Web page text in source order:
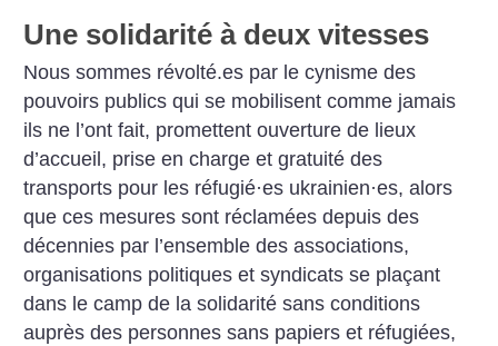
Une solidarité à deux vitesses
Nous sommes révolté.es par le cynisme des
pouvoirs publics qui se mobilisent comme jamais
ils ne l’ont fait, promettent ouverture de lieux
d’accueil, prise en charge et gratuité des
transports pour les réfugié·es ukrainien·es, alors
que ces mesures sont réclamées depuis des
décennies par l’ensemble des associations,
organisations politiques et syndicats se plaçant
dans le camp de la solidarité sans conditions
auprès des personnes sans papiers et réfugiées,